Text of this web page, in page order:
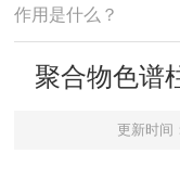
作用是什么？
聚合物色谱
更新时间